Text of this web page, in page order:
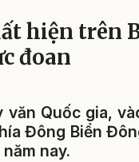
hiện trên
đoan
Quốc gia,
Đông Biển
nay.